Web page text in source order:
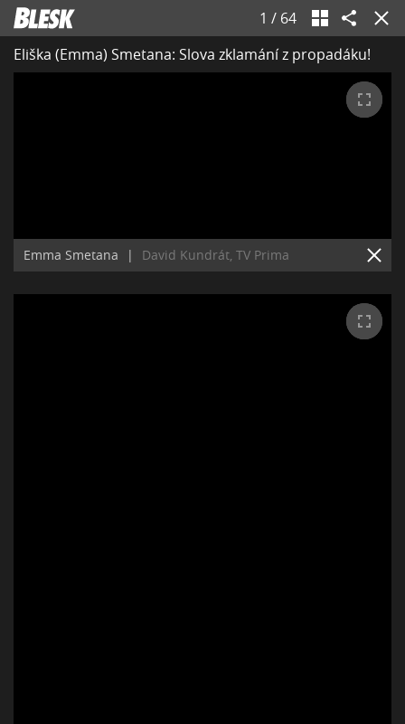
1 / 64
Eliška (Emma) Smetana: Slova zklamání z propadáku!
Emma Smetana | David Kundrát, TV Prima